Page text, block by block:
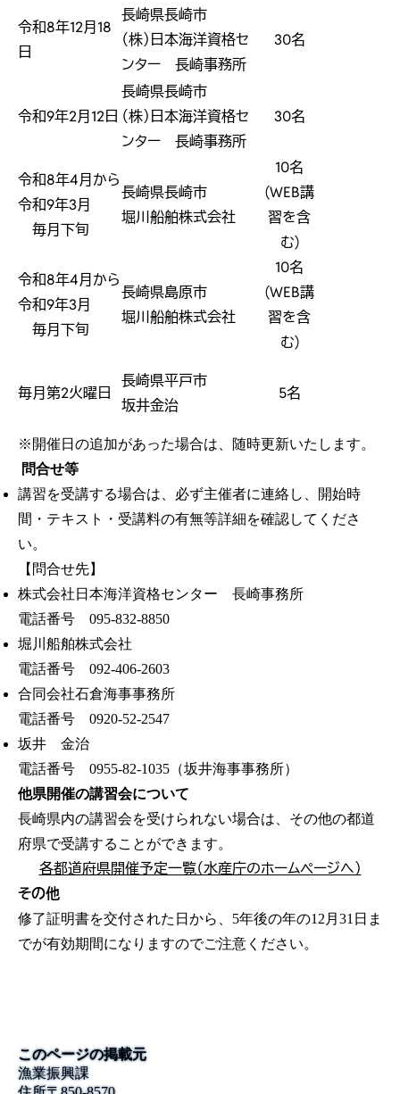
令和8年12月18
日
長崎県長崎市
（株）日本海洋資格セ
ンター 長崎事務所
30名
令和9年2月12日
長崎県長崎市
（株）日本海洋資格セ
ンター 長崎事務所
30名
令和8年4月から
令和9年3月
毎月下旬
長崎県長崎市
堀川船舶株式会社
10名
(WEB講
習を含
む)
令和8年4月から
令和9年3月
毎月下旬
長崎県島原市
堀川船舶株式会社
10名
(WEB講
習を含
む)
毎月第2火曜日
長崎県平戸市
坂井金治
5名
※開催日の追加があった場合は、随時更新いたします。
問合せ等
講習を受講する場合は、必ず主催者に連絡し、開始時
間・テキスト・受講料の有無等詳細を確認してくださ
い。
【問合せ先】
株式会社日本海洋資格センター 長崎事務所
電話番号 095-832-8850
堀川船舶株式会社
電話番号 092-406-2603
合同会社石倉海事事務所
電話番号 0920-52-2547
坂井 金治
電話番号 0955-82-1035（坂井海事事務所）
他県開催の講習会について
長崎県内の講習会を受けられない場合は、その他の都道
府県で受講することができます。
各都道府県開催予定一覧（水産庁のホームページへ）
その他
修了証明書を交付された日から、5年後の年の12月31日ま
でが有効期間になりますのでご注意ください。
このページの掲載元
漁業振興課